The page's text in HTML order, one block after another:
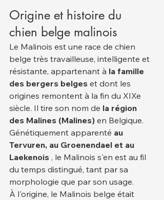
Origine et histoire du
chien belge malinois
Le Malinois est une race de chien
belge très travailleuse, intelligente et
résistante, appartenant à la famille
des bergers belges et dont les
origines remontent à la fin du XIXe
siècle. Il tire son nom de la région
des Malines (Malines) en Belgique.
Génétiquement apparenté au
Tervuren, au Groenendael et au
Laekenois , le Malinois s'en est au fil
du temps distingué, tant par sa
morphologie que par son usage.
À l'origine, le Malinois belge était